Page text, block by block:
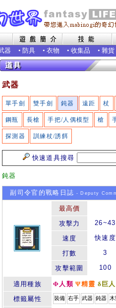
器 • 防具 • 衣物 • 收集品 • 雜貨
武器
單手劍 雙手劍 鈍器 遠距 杖
鋼瓶 長槍 手把/人偶模型 槍
探測器 訓練杖/誘餌
快速道具搜尋
鈍器
副司令官的戰略日誌 - Deputy
最高價
攻擊力
26~43
速度 快速度
打數 3
攻擊範圍 100
適用種族 Φ人類 Ψ精靈 δ巨人
標籤屬性
裝備 右手 武器 鈍器 木